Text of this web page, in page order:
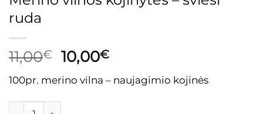
ruda
11,00€
Original
price
was:
11,00€.
10,00€Current
price
is:
100pr. merino vilna – naujagimio kojinės
produkto kiekis: Merino vilnos kojinytės - šviesi ruda